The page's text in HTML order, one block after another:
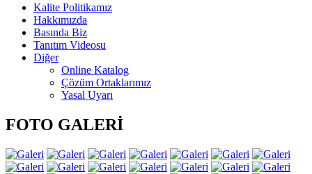
Kalite Politikamız
Hakkımızda
Basında Biz
Tanıtım Videosu
Diğer
Online Katalog
Çözüm Ortaklarımız
Yasal Uyarı
FOTO GALERİ